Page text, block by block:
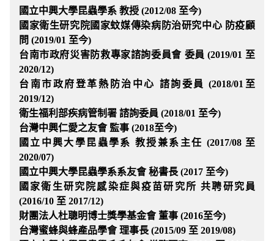
國立中興大學昆蟲學系 教授 (2012/08 至今)
國家衛生研究院國家蚊媒傳染病防治研究中心 防疫顧
問 (2019/01 至今)
台南市政府災害防救專家諮詢委員會 委員 (2019/01 至
2020/12)
台南市政府登革熱防治中心 諮詢委員 (2018/01至
2019/12)
衛生福利部疾病管制署 諮詢委員 (2018/01 至今)
台灣中興仁愛之友會 監事 (2018至今)
國立中興大學昆蟲學系 教授兼系主任 (2017/08 至
2020/07)
國立中興大學昆蟲學系系友會 秘書長 (2017 至今)
國家衛生研究院感染症與疫苗研究所 共聘研究員
(2016/10 至 2017/12)
財團法人杜聰明博士獎學基金會 董事 (2016至今)
台灣蜜蜂與蜂產品學會 理事長 (2015/09 至 2019/08)